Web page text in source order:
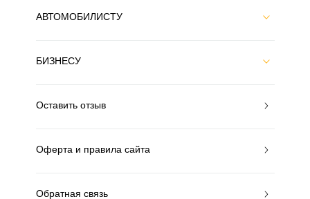
АВТОМОБИЛИСТУ
БИЗНЕСУ
Оставить отзыв
Оферта и правила сайта
Обратная связь